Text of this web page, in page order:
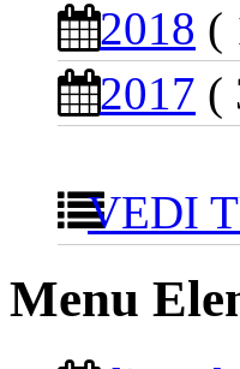
2018 (
2017 (
VEDI
Menu